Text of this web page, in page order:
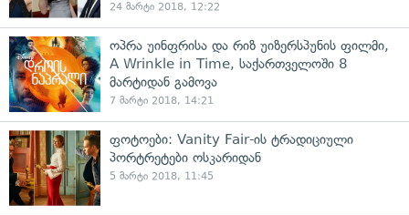
24 მარტი 2018, 12:22
ოპრა უინფრისა და რიზ უიზერსპუნის ფილმი,
A Wrinkle in Time, საქართველოში 8
მარტიდან გამოვა
7 მარტი 2018, 14:21
ფოტოები: Vanity Fair-ის ტრადიციული
პორტრეტები ოსკარიდან
5 მარტი 2018, 11:45